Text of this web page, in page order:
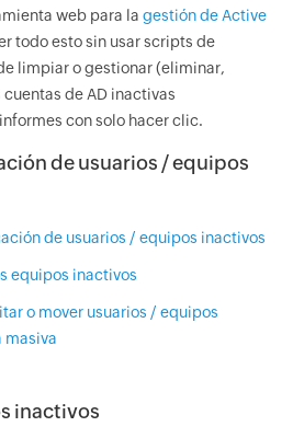
web para lagestión de Active
todo esto sin usar scripts de
limpiar o gestionar (eliminar,
de AD inactivas
con solo hacer clic.
de usuarios / equipos
de usuarios / equipos inactivos
equipos inactivos
o mover usuarios / equipos
masiva
inactivos